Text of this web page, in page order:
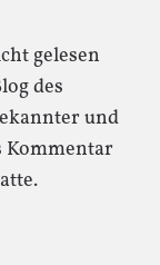
gelesen
des
und
Kommentar